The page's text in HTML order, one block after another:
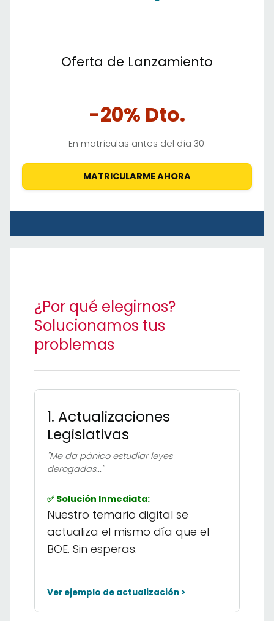
Oferta de Lanzamiento
-20% Dto.
En matrículas antes del día 30.
MATRICULARME AHORA
¿Por qué elegirnos?
Solucionamos tus
problemas
1. Actualizaciones
Legislativas
"Me da pánico estudiar leyes
derogadas..."
✅ Solución Inmediata:
Nuestro temario digital se
actualiza el mismo día que el
BOE. Sin esperas.
Ver ejemplo de actualización >